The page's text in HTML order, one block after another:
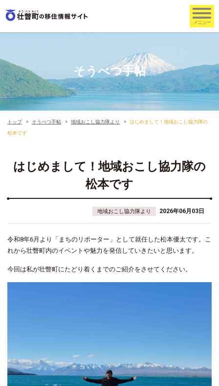
そうべつ手帖
トップ そうべつ手帖 地域おこし協力隊より はじめまして！地域おこし協力隊の
松本です
はじめまして！地域おこし協力隊の
松本です
地域おこし協力隊より 2026年06月03日
令和8年6月より「まちのリポーター」として就任した松本優太です。こ
れから壮瞥町内のイベントや魅力を発信していきたいと思います。
今回は私が壮瞥町にたどり着くまでのご紹介をさせてください。